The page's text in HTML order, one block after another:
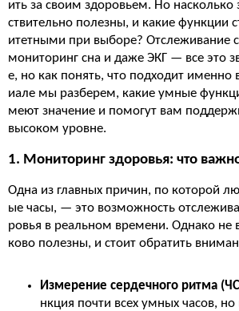
ить за своим здоровьем. Но насколько
ствительно полезны, и какие функции
итетными при выборе? Отслеживание
мониторинг сна и даже ЭКГ — все это
е, но как понять, что подходит
иале мы разберем, какие умные
меют значение и помогут вам
высоком уровне.
1. Мониторинг здоровья: что
Одна из главных причин, по которой
ые часы, — это возможность
ровья в реальном времени. Однако не
ково полезны, и стоит обратить
Измерение сердечного ритма
нкция почти всех умных часов,